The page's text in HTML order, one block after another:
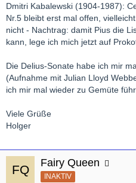
Dmitri Kabalewski (1904-1987):
Nr.5 bleibt erst mal offen,
nicht - Nachtrag: damit Pius die
kann, lege ich mich jetzt auf
Die Delius-Sonate habe ich mir
(Aufnahme mit Julian Lloyd
ich mir mal wieder zu Gemüte
Viele Grüße
Holger
Fairy Queen
INAKTIV